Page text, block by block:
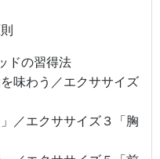
ドの習得法
味わう／エクササイズ
／エクササイズ３「胸